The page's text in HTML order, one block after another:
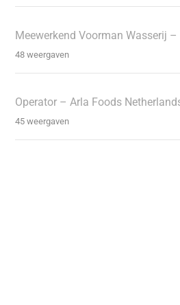
Meewerkend Voorman Wasserij
48 weergaven
Operator – Arla Foods
45 weergaven